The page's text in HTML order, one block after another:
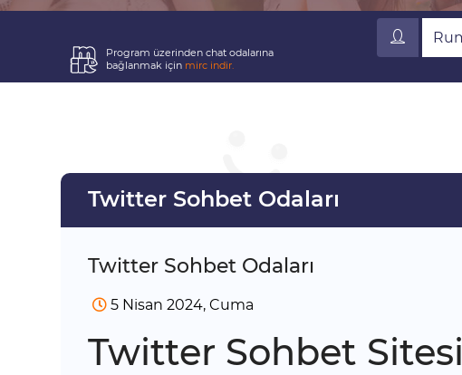
Program üzerinden chat odalarına
bağlanmak için mirc indir.
Rumuz
Twitter Sohbet Odaları
Twitter Sohbet Odaları
5 Nisan 2024, Cuma
Twitter Sohbet Sitesi